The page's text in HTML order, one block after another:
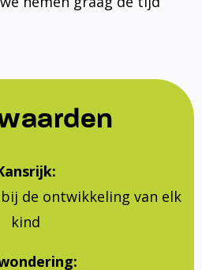
de ontwikkeling van elk
kind